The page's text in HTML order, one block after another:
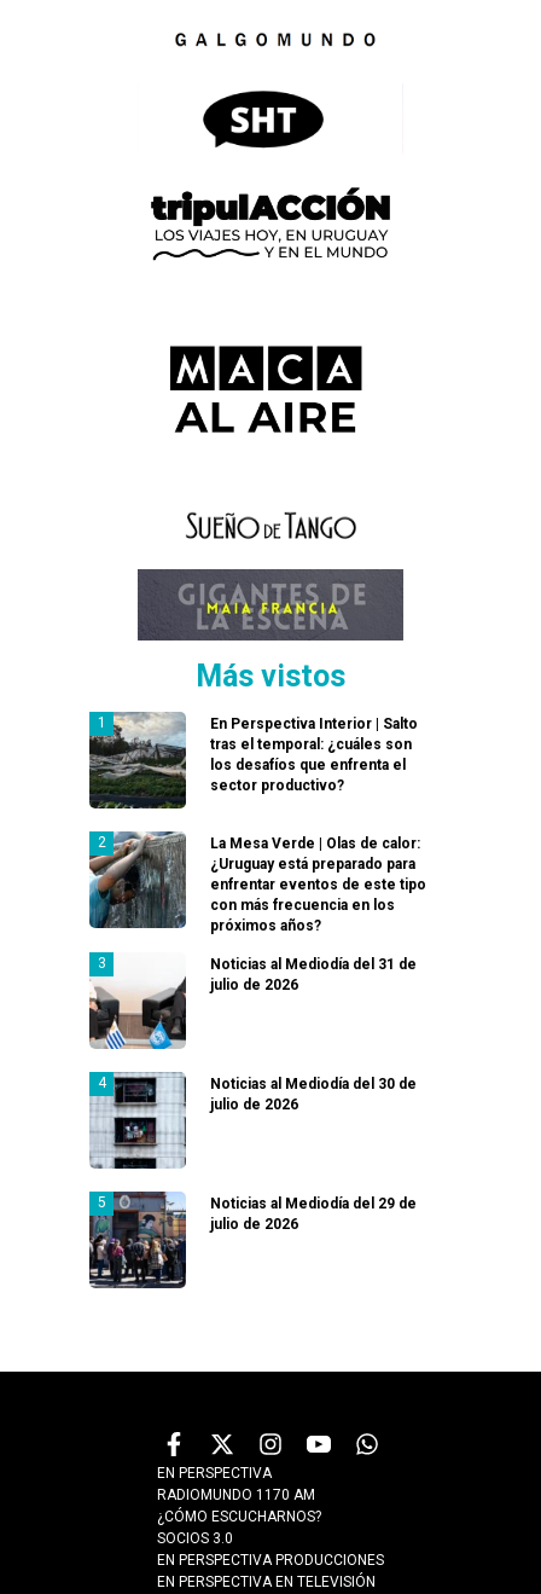
Más vistos
En Perspectiva Interior | Salto
tras el temporal: ¿cuáles son
los desafíos que enfrenta el
sector productivo?
La Mesa Verde | Olas de calor:
¿Uruguay está preparado para
enfrentar eventos de este tipo
con más frecuencia en los
próximos años?
Noticias al Mediodía del 31 de
julio de 2026
Noticias al Mediodía del 30 de
julio de 2026
Noticias al Mediodía del 29 de
julio de 2026
EN PERSPECTIVA
RADIOMUNDO 1170 AM
¿CÓMO ESCUCHARNOS?
SOCIOS 3.0
EN PERSPECTIVA PRODUCCIONES
EN PERSPECTIVA EN TELEVISIÓN